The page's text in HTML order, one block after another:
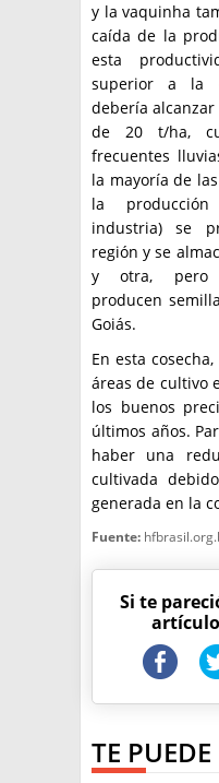
y la vaquinha
caída de la
esta
superior a la
debería
de 20 t/ha,
frecuentes
la mayoría de
la
industria) se
región y se
y otra, pero
producen
Goiás.
En esta
áreas de cultivo
los buenos
últimos años.
haber una
cultivada
generada en la
Fuente:
Si te
TE